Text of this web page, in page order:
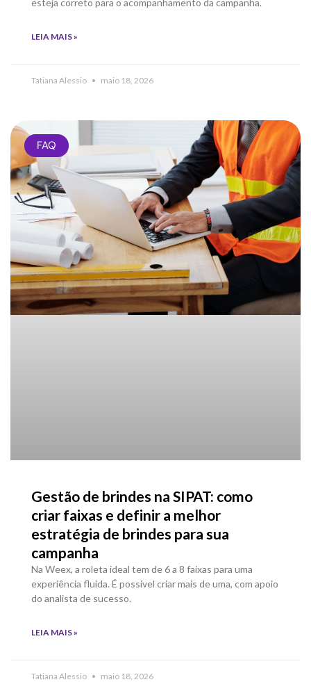
esteja correto para o acompanhamento da campanha.
LEIA MAIS »
Tatiana Alessio maio 18, 2026
FAQ
Gestão de brindes na SIPAT: como
criar faixas e definir a melhor
estratégia de brindes para sua
campanha
Na Weex, a roleta ideal tem de 6 a 8 faixas para uma
experiência fluida. É possível criar mais de uma, com apoio
do analista de sucesso.
LEIA MAIS »
Tatiana Alessio maio 18, 2026